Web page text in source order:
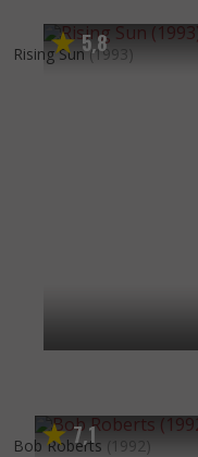
5,8
Rising Sun (1993)
7,1
Bob Roberts (1992)